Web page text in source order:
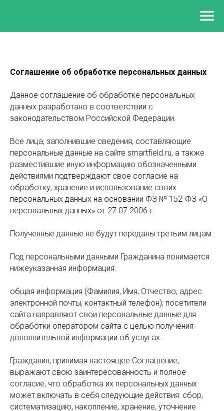
Соглашение об обработке персональных данных
Данное соглашение об обработке персональных
данных разработано в соответствии с
законодательством Российской Федерации.
Все лица, заполнившие сведения, составляющие
персональные данные на сайте smartfield.ru, а также
разместившие иную информацию обозначенными
действиями подтверждают свое согласие на
обработку, хранение и использование своих
персональных данных на основании ФЗ № 152-ФЗ «О
персональных данных» от 27.07.2006 г.
Полученные данные не будут переданы третьим лицам.
Под персональными данными Гражданина понимается
нижеуказанная информация:
общая информация (Фамилия, Имя, Отчество, адрес
электронной почты, контактный телефон); посетители
сайта направляют свои персональные данные для
обработки оператором сайта с целью получения
дополнительной информации об услугах.
Гражданин, принимая настоящее Соглашение,
выражают свою заинтересованность и полное
согласие, что обработка их персональных данных
может включать в себя следующие действия: сбор,
систематизацию, накопление, хранение, уточнение